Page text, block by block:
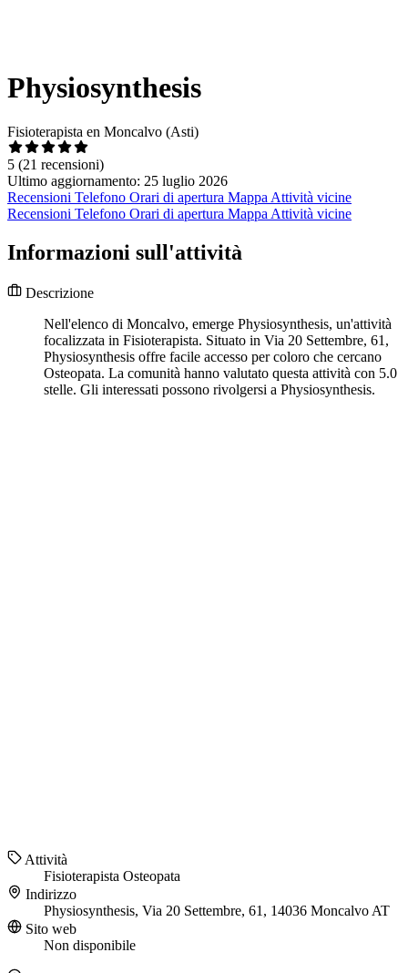
Physiosynthesis
Fisioterapista en Moncalvo (Asti)
5 (21 recensioni)
Ultimo aggiornamento: 25 luglio 2026
Recensioni Telefono Orari di apertura Mappa Attività vicine
Recensioni Telefono Orari di apertura Mappa Attività vicine
Informazioni sull'attività
Descrizione
Nell'elenco di Moncalvo, emerge Physiosynthesis, un'attività
focalizzata in Fisioterapista. Situato in Via 20 Settembre, 61,
Physiosynthesis offre facile accesso per coloro che cercano
Osteopata. La comunità hanno valutato questa attività con 5.0
stelle. Gli interessati possono rivolgersi a Physiosynthesis.
Attività
Fisioterapista Osteopata
Indirizzo
Physiosynthesis, Via 20 Settembre, 61, 14036 Moncalvo AT
Sito web
Non disponibile